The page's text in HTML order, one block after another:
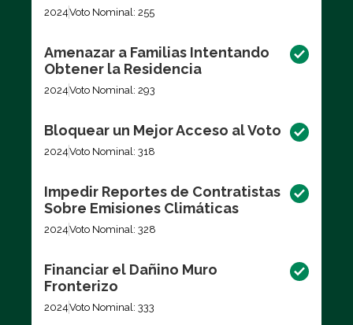
2024Voto Nominal: 255
Amenazar a Familias Intentando
Obtener la Residencia
2024Voto Nominal: 293
Bloquear un Mejor Acceso al Voto
2024Voto Nominal: 318
Impedir Reportes de Contratistas
Sobre Emisiones Climáticas
2024Voto Nominal: 328
Financiar el Dañino Muro
Fronterizo
2024Voto Nominal: 333